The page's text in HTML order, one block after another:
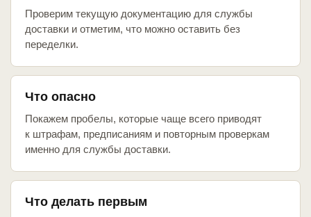
Проверим текущую документацию для службы
доставки и отметим, что можно оставить без
переделки.
Что опасно
Покажем пробелы, которые чаще всего приводят
к штрафам, предписаниям и повторным проверкам
именно для службы доставки.
Что делать первым